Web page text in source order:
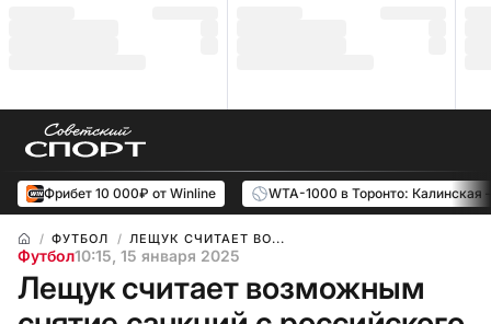
Фрибет 10 000₽ от Winline WTA-1000 в Торонто: Калинская
ФУТБОЛ ЛЕЩУК СЧИТАЕТ ВО...
Футбол10:15, 15 января 2025
Лещук считает возможным